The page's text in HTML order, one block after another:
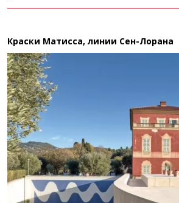
Краски Матисса, линии Сен-Лорана